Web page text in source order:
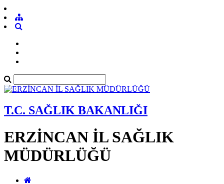
T.C. SAĞLIK BAKANLIĞI
ERZİNCAN İL SAĞLIK
MÜDÜRLÜĞÜ